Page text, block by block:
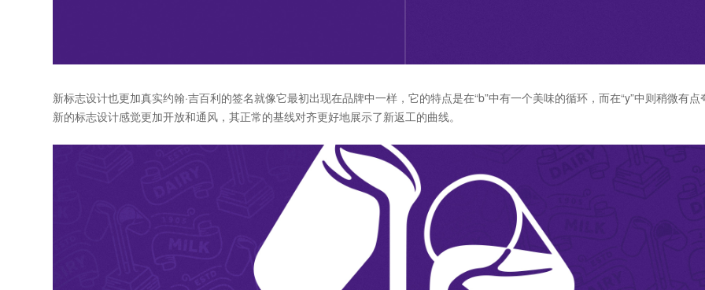
新标志设计也更加真实约翰·吉百利的签名就像它最初出现在品牌中一样，它的特点是在“b”中有一个美味的循环，而在“y”中则稍微有点
新的标志设计感觉更加开放和通风，其正常的基线对齐更好地展示了新返工的曲线。